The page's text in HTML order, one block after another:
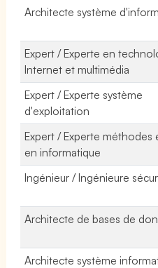
Architecte système
Expert / Experte en
Internet et multimédia
Expert / Experte système
d'exploitation
Expert / Experte méthodes
en informatique
Ingénieur / Ingénieure
Architecte de bases de
Architecte système